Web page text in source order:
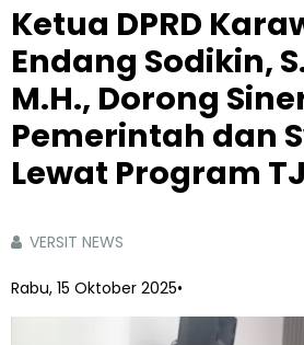
Ketua DPRD
Endang Sodikin,
M.H., Dorong
Pemerintah dan
Lewat Program
VERSIT NEWS
Rabu, 15 Oktober 2025•